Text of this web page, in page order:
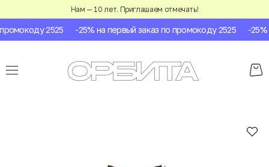
Нам — 10 лет. Приглашаем отмечать!
2525 -25% на первый заказ по промокоду 2525 -25%